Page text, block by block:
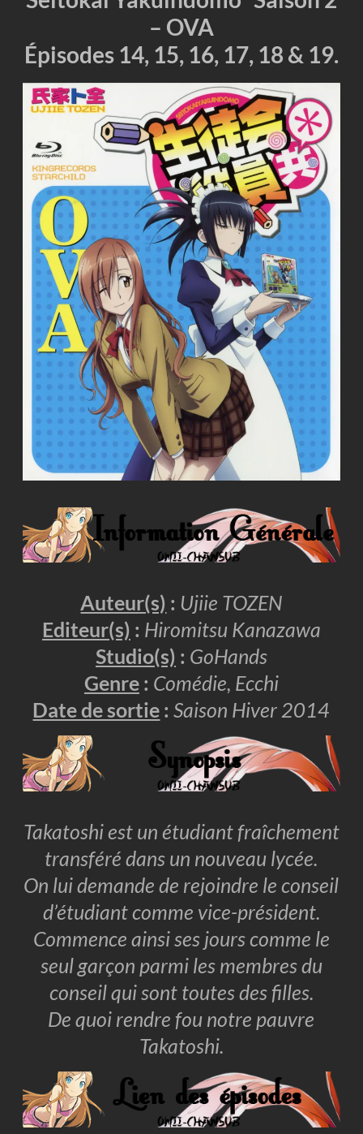
– OVA
Épisodes 14, 15, 16, 17, 18 & 19.
Auteur(s) : Ujiie TOZEN
Editeur(s) : Hiromitsu Kanazawa
Studio(s) : GoHands
Genre: Comédie, Ecchi
Date de sortie :Saison Hiver 2014
Takatoshi est un étudiant fraîchement
transféré dans un nouveau lycée.
On lui demande de rejoindre le conseil
d’étudiant comme vice-président.
Commence ainsi ses jours comme le
seul garçon parmi les membres du
conseil qui sont toutes des filles.
De quoi rendre fou notre pauvre
Takatoshi.